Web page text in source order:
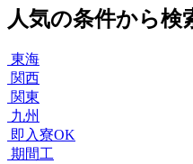
人気の条件から検
東海
関西
関東
九州
即入寮OK
期間工